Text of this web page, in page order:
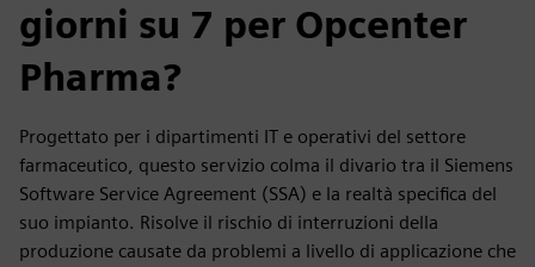
giorni su 7 per Opcenter
Pharma?
Progettato per i dipartimenti IT e operativi del settore
farmaceutico, questo servizio colma il divario tra il Siemens
Software Service Agreement (SSA) e la realtà specifica del
suo impianto. Risolve il rischio di interruzioni della
produzione causate da problemi a livello di applicazione che